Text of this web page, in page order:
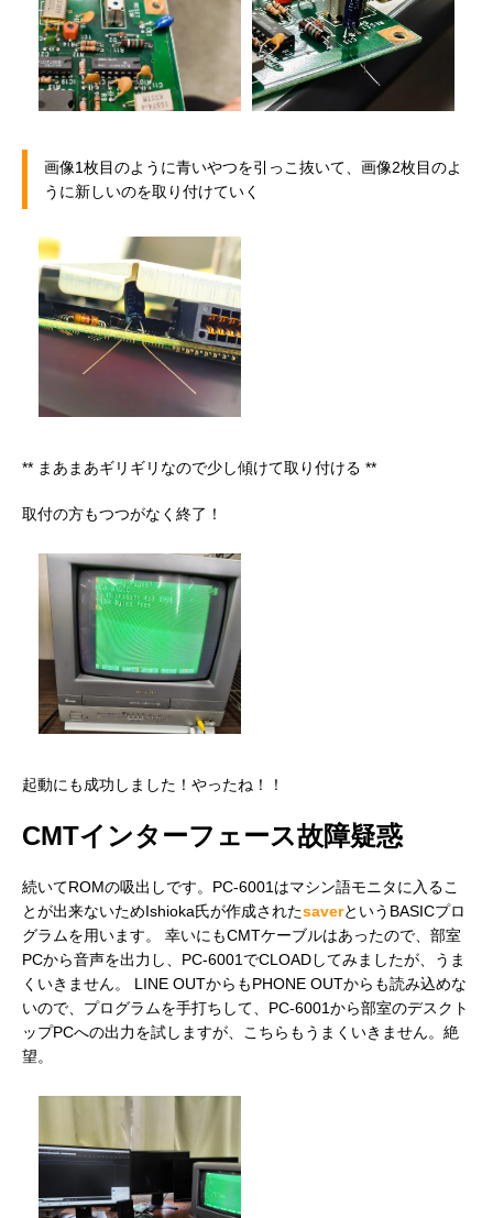
交換経過1
画像1枚目のように青いやつを引っこ抜いて、画像2枚目のよ
うに新しいのを取り付けていく
交換経過3
** まあまあギリギリなので少し傾けて取り付ける **
取付の方もつつがなく終了！
起動確認
起動にも成功しました！やったね！！
CMTインターフェース故障疑惑
続いてROMの吸出しです。PC-6001はマシン語モニタに入るこ
とが出来ないためIshioka氏が作成されたsaverというBASICプロ
グラムを用います。 幸いにもCMTケーブルはあったので、部室
PCから音声を出力し、PC-6001でCLOADしてみましたが、うま
くいきません。 LINE OUTからもPHONE OUTからも読み込めな
いので、プログラムを手打ちして、PC-6001から部室のデスクト
ップPCへの出力を試しますが、こちらもうまくいきません。絶
望。